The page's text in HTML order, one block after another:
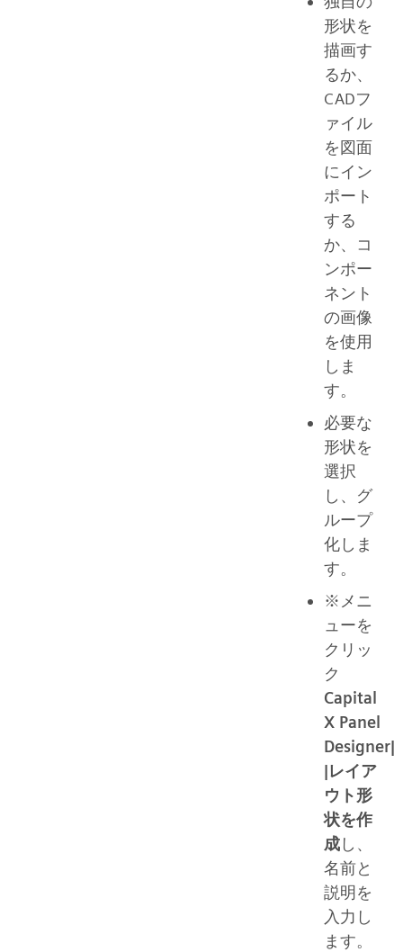
形状を
描画す
るか、
CADフ
ァイル
を図面
にイン
ポート
する
か、コ
ンポー
ネント
の画像
を使用
しま
す。
必要な
形状を
選択
し、グ
ループ
化しま
す。
※メニ
ューを
クリッ
ク
Capital
X Panel
Designer|
|レイア
ウト形
状を作
成し、
名前と
説明を
入力し
ます。